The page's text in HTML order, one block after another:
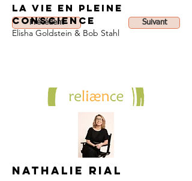
Précédent Suivant
La Vie en pleine
conscience
Elisha Goldstein & Bob Stahl
NATHALIE RIAL